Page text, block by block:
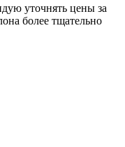
уточнять цены за
более тщательно